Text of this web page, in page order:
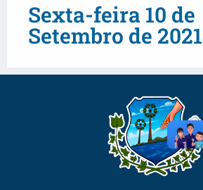
Sexta-feira 10 de
Setembro de 2021